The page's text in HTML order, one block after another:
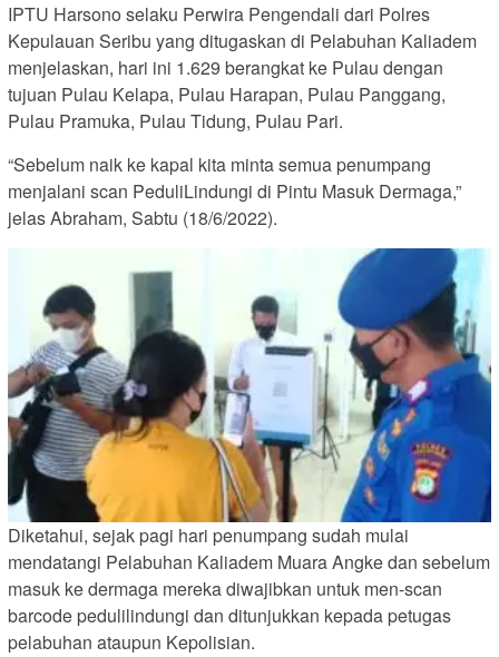
IPTU Harsono selaku Perwira Pengendali dari Polres
Kepulauan Seribu yang ditugaskan di Pelabuhan Kaliadem
menjelaskan, hari ini 1.629 berangkat ke Pulau dengan
tujuan Pulau Kelapa, Pulau Harapan, Pulau Panggang,
Pulau Pramuka, Pulau Tidung, Pulau Pari.
“Sebelum naik ke kapal kita minta semua penumpang
menjalani scan PeduliLindungi di Pintu Masuk Dermaga,”
jelas Abraham, Sabtu (18/6/2022).
Diketahui, sejak pagi hari penumpang sudah mulai
mendatangi Pelabuhan Kaliadem Muara Angke dan sebelum
masuk ke dermaga mereka diwajibkan untuk men-scan
barcode pedulilindungi dan ditunjukkan kepada petugas
pelabuhan ataupun Kepolisian.